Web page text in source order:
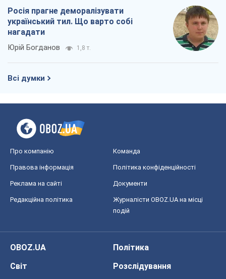
Росія прагне деморалізувати
український тил. Що варто собі
нагадати
Юрій Богданов 1,8 т.
Всі думки
Про компанію Команда
Правова інформація Політика конфіденційності
Реклама на сайті Документи
Редакційна політика
Журналісти OBOZ.UA на місці
подій
OBOZ.UA
Політика
Світ
Розслідування